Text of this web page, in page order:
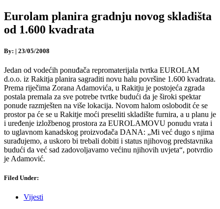
Eurolam planira gradnju novog skladišta
od 1.600 kvadrata
By: | 23/05/2008
Jedan od vodećih ponuđača repromaterijala tvrtka EUROLAM
d.o.o. iz Rakitja planira sagraditi novu halu površine 1.600 kvadrata.
Prema riječima Zorana Adamovića, u Rakitju je postojeća zgrada
postala premala za sve potrebe tvrtke budući da je široki spektar
ponude razmješten na više lokacija. Novom halom oslobodit će se
prostor pa će se u Rakitje moći preseliti skladište furnira, a u planu je
i uređenje izložbenog prostora za EUROLAMOVU ponudu vrata i
to uglavnom kanadskog proizvođača DANA: „Mi već dugo s njima
surađujemo, a uskoro bi trebali dobiti i status njihovog predstavnika
budući da već sad zadovoljavamo većinu njihovih uvjeta“, potvrdio
je Adamović.
Filed Under:
Vijesti